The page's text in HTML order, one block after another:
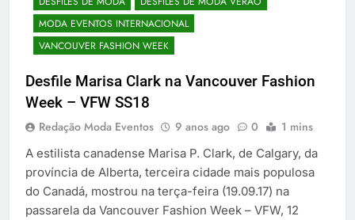
MODA EVENTOS INTERNACIONAL
VANCOUVER FASHION WEEK
Desfile Marisa Clark na Vancouver Fashion
Week – VFW SS18
Redação Moda Eventos 9 anos ago 0 1 mins
A estilista canadense Marisa P. Clark, de Calgary, da
província de Alberta, terceira cidade mais populosa
do Canadá, mostrou na terça-feira (19.09.17) na
passarela da Vancouver Fashion Week – VFW, 12